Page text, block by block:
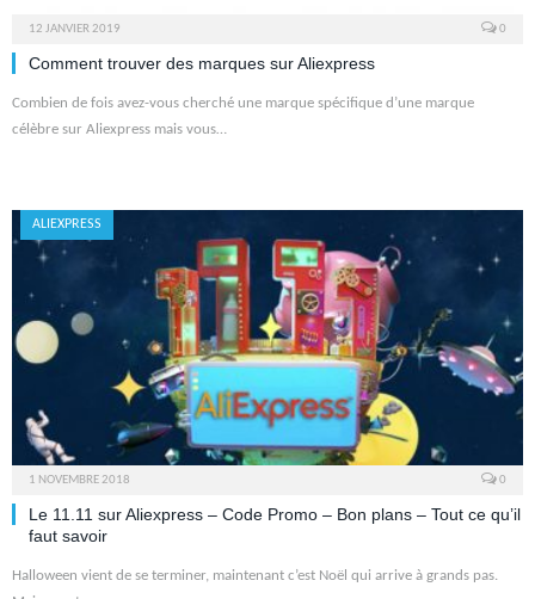
12 JANVIER 2019 0
Comment trouver des marques sur Aliexpress
Combien de fois avez-vous cherché une marque spécifique d’une marque
célèbre sur Aliexpress mais vous…
ALIEXPRESS
1 NOVEMBRE 2018 0
Le 11.11 sur Aliexpress – Code Promo – Bon plans – Tout ce qu’il
faut savoir
Halloween vient de se terminer, maintenant c’est Noël qui arrive à grands pas.